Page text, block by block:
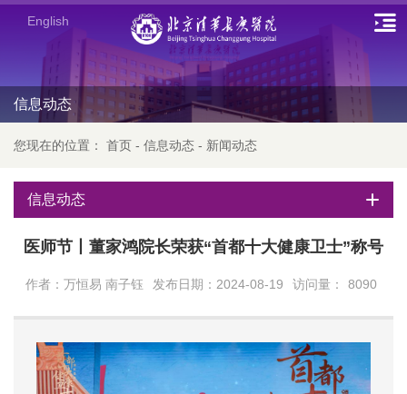
English
信息动态
您现在的位置： 首页 - 信息动态 - 新闻动态
信息动态
医师节丨董家鸿院长荣获“首都十大健康卫士”称号
作者：万恒易 南子钰 发布日期：2024-08-19 访问量： 8090